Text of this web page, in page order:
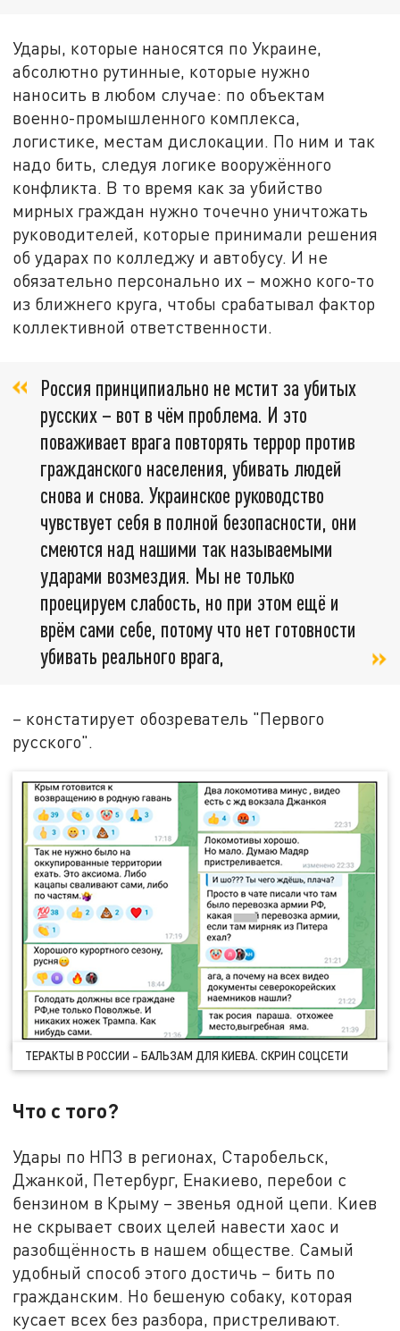
Удары, которые наносятся по Украине,
абсолютно рутинные, которые нужно
наносить в любом случае: по объектам
военно-промышленного комплекса,
логистике, местам дислокации. По ним и так
надо бить, следуя логике вооружённого
конфликта. В то время как за убийство
мирных граждан нужно точечно уничтожать
руководителей, которые принимали решения
об ударах по колледжу и автобусу. И не
обязательно персонально их – можно кого-то
из ближнего круга, чтобы срабатывал фактор
коллективной ответственности.
Россия принципиально не мстит за убитых
русских – вот в чём проблема. И это
поваживает врага повторять террор против
гражданского населения, убивать людей
снова и снова. Украинское руководство
чувствует себя в полной безопасности, они
смеются над нашими так называемыми
ударами возмездия. Мы не только
проецируем слабость, но при этом ещё и
врём сами себе, потому что нет готовности
убивать реального врага,
– констатирует обозреватель "Первого
русского".
ТЕРАКТЫ В РОССИИ – БАЛЬЗАМ ДЛЯ КИЕВА. СКРИН СОЦСЕТИ
Что с того?
Удары по НПЗ в регионах, Старобельск,
Джанкой, Петербург, Енакиево, перебои с
бензином в Крыму – звенья одной цепи. Киев
не скрывает своих целей навести хаос и
разобщённость в нашем обществе. Самый
удобный способ этого достичь – бить по
гражданским. Но бешеную собаку, которая
кусает всех без разбора, пристреливают.